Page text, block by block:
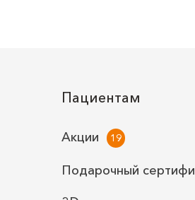
Пациентам
Акции
Подарочный